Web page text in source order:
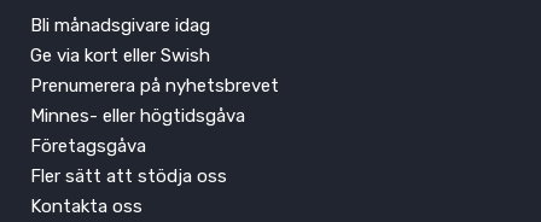
Bli månadsgivare idag
Ge via kort eller Swish
Prenumerera på nyhetsbrevet
Minnes- eller högtidsgåva
Företagsgåva
Fler sätt att stödja oss
Kontakta oss